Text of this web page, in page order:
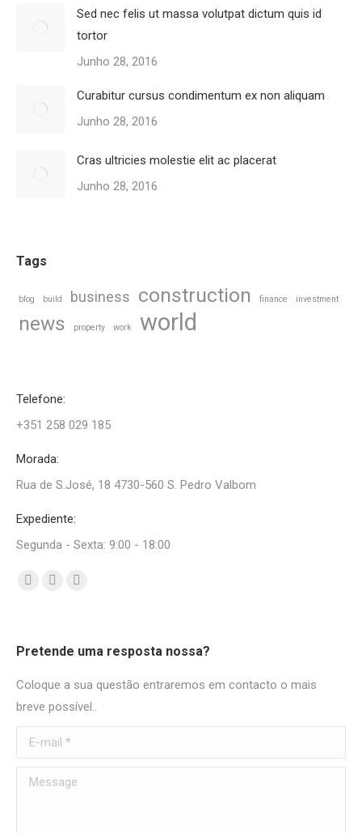
Sed nec felis ut massa volutpat dictum quis id
tortor
Junho 28, 2016
Curabitur cursus condimentum ex non aliquam
Junho 28, 2016
Cras ultricies molestie elit ac placerat
Junho 28, 2016
Tags
blog build business construction finance investment
news property work world
Telefone:
+351 258 029 185
Morada:
Rua de S.José, 18 4730-560 S. Pedro Valbom
Expediente:
Segunda - Sexta: 9:00 - 18:00
Find us on:
in
window
in
in
window
Pretende uma resposta nossa?
Coloque a sua questão entraremos em contacto o mais
breve possível..
E-mail *
Message